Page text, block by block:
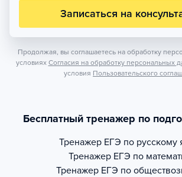
Записаться на
Продолжая, вы соглашаетесь на обработку
условиях Согласия на обработку персональных
условия Пользовательского
Бесплатный тренажер по
Тренажер ЕГЭ по русскому
Тренажер ЕГЭ по
Тренажер ЕГЭ по